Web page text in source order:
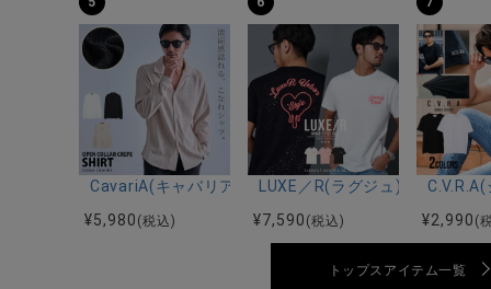
CavariA(キャバリア)オープンカラー楊柳シャツ/全3色
¥5,980 (税込)
LUXE／R(ラグジュ)ハート刺
¥7,590 (税込)
¥2,990 (
トップスアイテム一覧